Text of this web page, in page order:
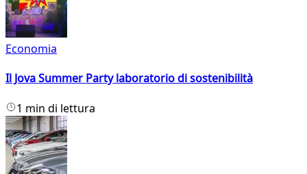
Economia
Il Jova Summer Party laboratorio di sostenibilità
1 min di lettura